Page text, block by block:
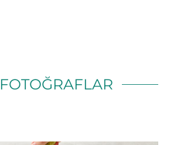
FOTOĞRAFLAR